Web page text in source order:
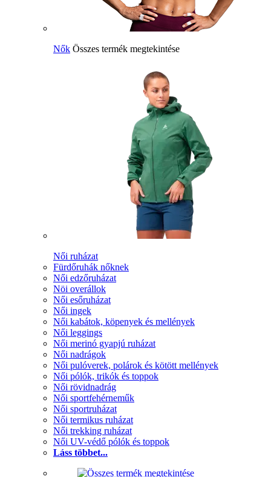
Nők Összes termék megtekintése
Női ruházat
Fürdőruhák nőknek
Női edzőruházat
Nöi overállok
Női esőruházat
Női ingek
Női kabátok, köpenyek és mellények
Női leggings
Női merinó gyapjú ruházat
Női nadrágok
Női pulóverek, polárok és kötött mellények
Női pólók, trikók és toppok
Női rövidnadrág
Női sportfehérneműk
Női sportruházat
Női termikus ruházat
Női trekking ruházat
Női UV-védő pólók és toppok
Láss többet...